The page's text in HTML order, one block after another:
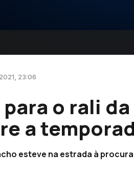
23:06
o rali
a
esteve na estrada à